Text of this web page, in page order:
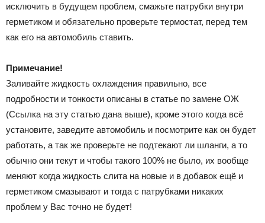
исключить в будущем проблем, смажьте патрубки внутри
герметиком и обязательно проверьте термостат, перед тем
как его на автомобиль ставить.
Примечание!
Заливайте жидкость охлаждения правильно, все
подробности и тонкости описаны в статье по замене ОЖ
(Ссылка на эту статью дана выше), кроме этого когда всё
установите, заведите автомобиль и посмотрите как он будет
работать, а так же проверьте не подтекают ли шланги, а то
обычно они текут и чтобы такого 100% не было, их вообще
меняют когда жидкость слита на новые и в добавок ещё и
герметиком смазывают и тогда с патрубками никаких
проблем у Вас точно не будет!